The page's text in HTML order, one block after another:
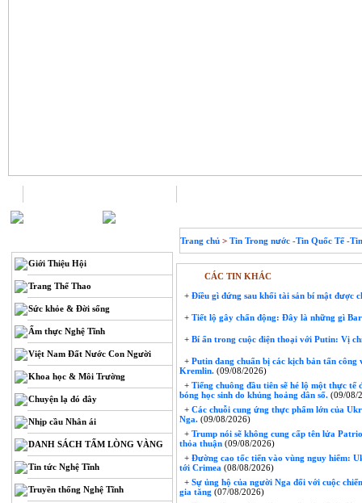
Giới Thiệu Hội
Trang Thể Thao
Sức khỏe & Đời sống
Ẩm thực Nghệ Tĩnh
Việt Nam Đất Nước Con Người
Khoa học & Môi Trường
Chuyện lạ đó đây
Nhịp cầu Nhân ái
DANH SÁCH TẤM LÒNG VÀNG
Tin tức Nghệ Tĩnh
Truyền thống Nghệ Tĩnh
Trang chủ > Tin Trong nước -Tin Quốc Tế -
CÁC TIN KHÁC
+ Điều gì đứng sau khối tài sản bí mật được
+ Tiết lộ gây chấn động: Đây là những gì
+ Bí ẩn trong cuộc điện thoại với Putin: Vị
+ Putin đang chuẩn bị các kịch bản tấn
Kremlin. (09/08/2026)
+ Tiếng chuông đầu tiên sẽ hé lộ một thực
bóng học sinh do khủng hoảng dân số. (09/08/
+ Các chuỗi cung ứng thực phẩm lớn của
Nga. (09/08/2026)
+ Trump nói sẽ không cung cấp tên lửa
thỏa thuận (09/08/2026)
+ Đường cao tốc tiến vào vùng nguy hiểm:
tới Crimea (08/08/2026)
+ Sự ủng hộ của người Nga đối với cuộc
gia tăng (07/08/2026)